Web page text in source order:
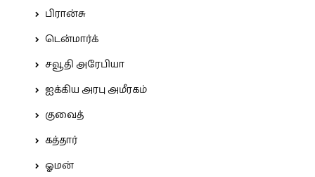
பிரான்சு
டென்மார்க்
சவூதி அரேபியா
ஐக்கிய அரபு அமீரகம்
குவைத்
கத்தார்
ஓமன்